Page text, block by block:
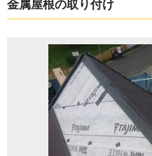
金属屋根の取り付け